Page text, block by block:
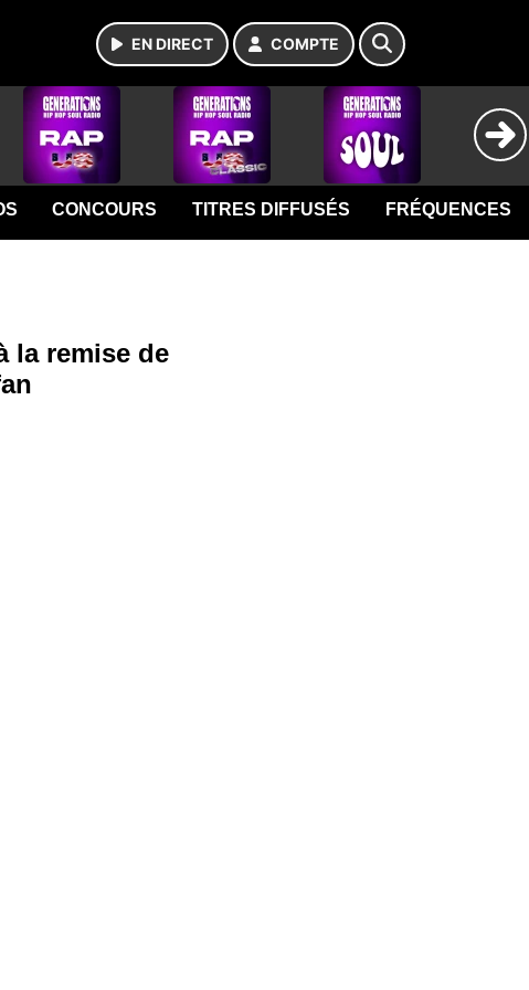
EN DIRECT COMPTE
CONCOURS TITRES DIFFUSÉS FRÉQUENCES
la remise de